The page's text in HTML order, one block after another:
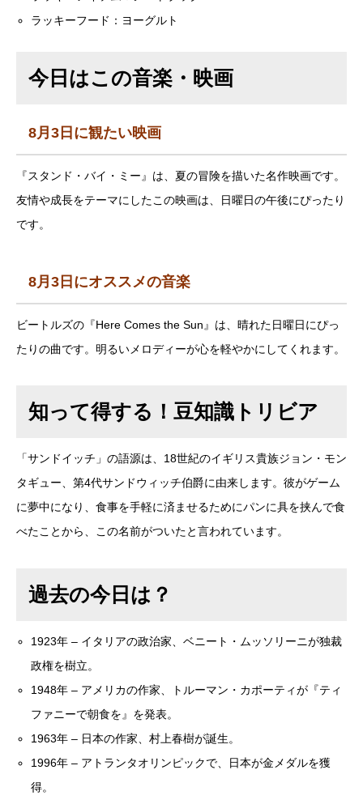
ラッキーフード：ヨーグルト
今日はこの音楽・映画
8月3日に観たい映画
『スタンド・バイ・ミー』は、夏の冒険を描いた名作映画です。
友情や成長をテーマにしたこの映画は、日曜日の午後にぴったり
です。
8月3日にオススメの音楽
ビートルズの『Here Comes the Sun』は、晴れた日曜日にぴっ
たりの曲です。明るいメロディーが心を軽やかにしてくれます。
知って得する！豆知識トリビア
「サンドイッチ」の語源は、18世紀のイギリス貴族ジョン・モン
タギュー、第4代サンドウィッチ伯爵に由来します。彼がゲーム
に夢中になり、食事を手軽に済ませるためにパンに具を挟んで食
べたことから、この名前がついたと言われています。
過去の今日は？
1923年 – イタリアの政治家、ベニート・ムッソリーニが独裁
政権を樹立。
1948年 – アメリカの作家、トルーマン・カポーティが『ティ
ファニーで朝食を』を発表。
1963年 – 日本の作家、村上春樹が誕生。
1996年 – アトランタオリンピックで、日本が金メダルを獲
得。